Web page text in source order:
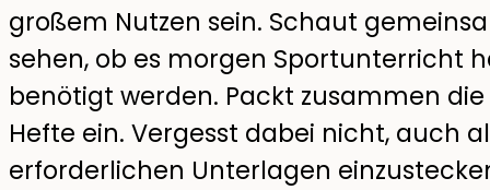
großem Nutzen sein. Schaut
sehen, ob es morgen Sportunterricht
benötigt werden. Packt zusammen
Hefte ein. Vergesst dabei nicht, auch
erforderlichen Unterlagen